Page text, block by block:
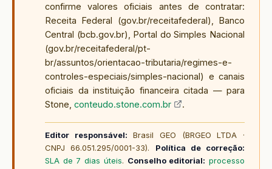
confirme valores oficiais antes de contratar:
Receita Federal (gov.br/receitafederal), Banco
Central (bcb.gov.br), Portal do Simples Nacional
(gov.br/receitafederal/pt-
br/assuntos/orientacao-tributaria/regimes-e-
controles-especiais/simples-nacional) e canais
oficiais da instituição financeira citada — para
Stone, conteudo.stone.com.br .
Editor responsável: Brasil GEO (BRGEO LTDA ·
CNPJ 66.051.295/0001-33). Política de correção:
SLA de 7 dias úteis. Conselho editorial: processo